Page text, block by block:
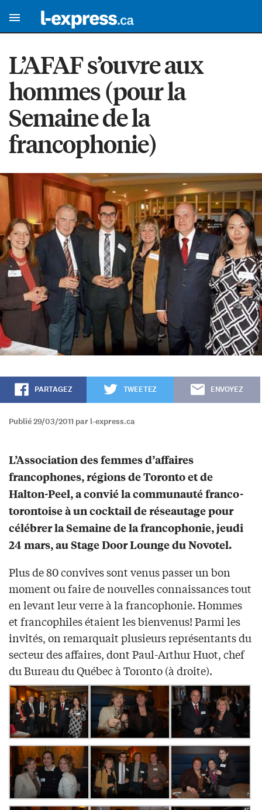
L’AFAF s’ouvre aux
hommes (pour la
Semaine de la
francophonie)
PARTAGEZ TWEETEZ ENVOYEZ
Publié 29/03/2011 par l-express.ca
L’Association des femmes d’affaires
francophones, régions de Toronto et de
Halton-Peel, a convié la communauté franco-
torontoise à un cocktail de réseautage pour
célébrer la Semaine de la francophonie, jeudi
24 mars, au Stage Door Lounge du Novotel.
Plus de 80 convives sont venus passer un bon
moment ou faire de nouvelles connaissances tout
en levant leur verre à la francophonie. Hommes
et francophiles étaient les bienvenus! Parmi les
invités, on remarquait plusieurs représentants du
secteur des affaires, dont Paul-Arthur Huot, chef
du Bureau du Québec à Toronto (à droite).